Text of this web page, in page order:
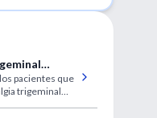
pacientes que
trigeminal